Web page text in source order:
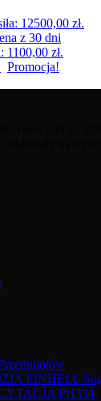
12500,00 zł.
z 30 dni
1100,00 zł.
Promocja!
EINHELL
PH334